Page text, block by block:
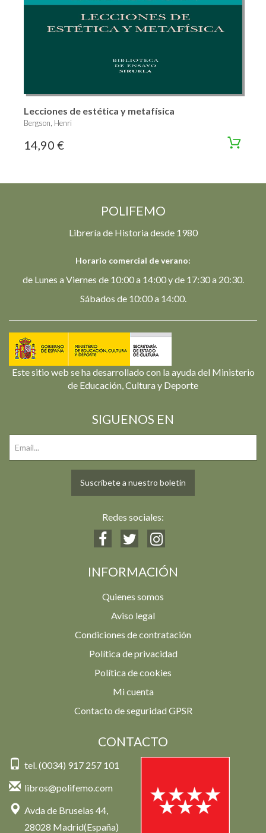
Lecciones de estética y metafísica
Bergson, Henri
14,90 €
POLIFEMO
Librería de Historia desde 1980
Horario comercial de verano:
de Lunes a Viernes de 10:00 a 14:00 y de 17:30 a 20:30.
Sábados de 10:00 a 14:00.
Este sitio web se ha desarrollado con la ayuda del Ministerio
de Educación, Cultura y Deporte
SIGUENOS EN
Suscríbete a nuestro boletín
Redes sociales:
INFORMACIÓN
Quienes somos
Aviso legal
Condiciones de contratación
Política de privacidad
Política de cookies
Mi cuenta
Contacto de seguridad GPSR
CONTACTO
tel. (0034) 917 257 101
libros@polifemo.com
Avda de Bruselas 44,
28028 Madrid(España)